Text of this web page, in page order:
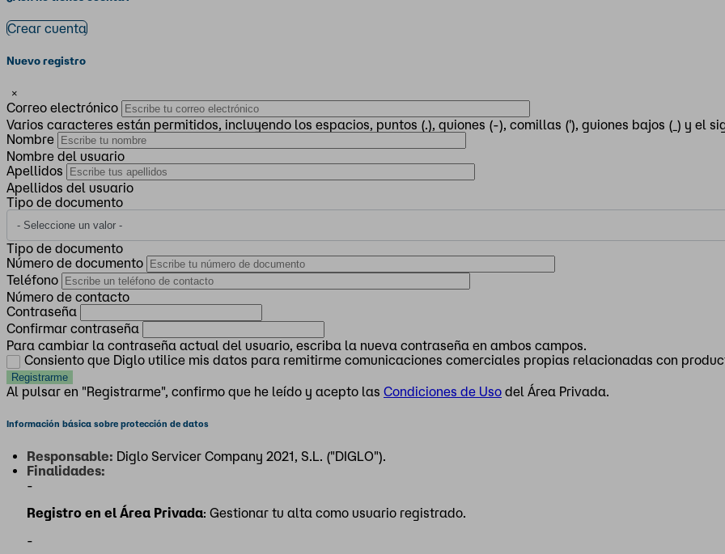
Crear cuenta
Nuevo registro
×
Correo electrónico
Varios caracteres están permitidos, incluyendo los espacios, puntos (.), guiones (-), comillas ('), guiones bajos (_) y el
Nombre
Nombre del usuario
Apellidos
Apellidos del usuario
Tipo de documento
Tipo de documento
Número de documento
Teléfono
Número de contacto
Contraseña
Confirmar contraseña
Para cambiar la contraseña actual del usuario, escriba la nueva contraseña en ambos campos.
Consiento que Diglo utilice mis datos para remitirme comunicaciones comerciales propias relacionadas con
Al pulsar en "Registrarme", confirmo que he leído y acepto las Condiciones de Uso del Área Privada.
Información básica sobre protección de datos
Responsable: Diglo Servicer Company 2021, S.L. ("DIGLO").
Finalidades:
-
Registro en el Área Privada: Gestionar tu alta como usuario registrado.
-